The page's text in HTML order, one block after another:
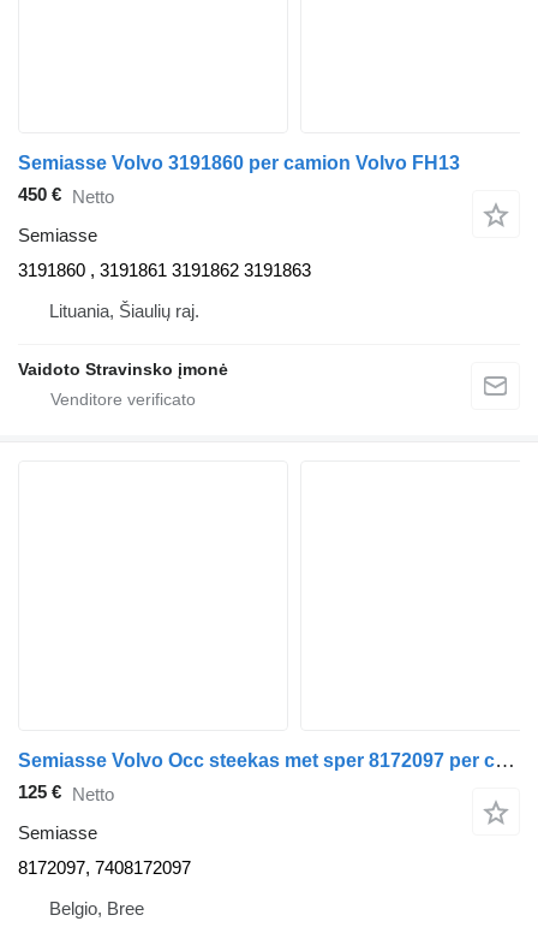
Semiasse Volvo 3191860 per camion Volvo FH13
450 € Netto
Semiasse
3191860 , 3191861 3191862 3191863
Lituania, Šiaulių raj.
Vaidoto Stravinsko įmonė
Semiasse Volvo Occ steekas met sper 8172097 per camion
125 € Netto
Semiasse
8172097, 7408172097
Belgio, Bree